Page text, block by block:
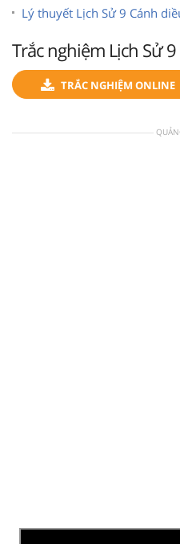
Lý thuyết Lịch Sử 9 Cánh
Trắc nghiệm Lịch Sử
TRẮC NGHIỆM ONLINE